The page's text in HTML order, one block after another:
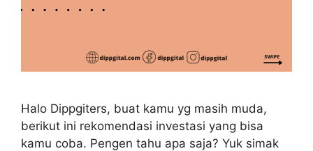
Halo Dippgiters, buat kamu yg masih muda,
berikut ini rekomendasi investasi yang bisa
kamu coba. Pengen tahu apa saja? Yuk simak